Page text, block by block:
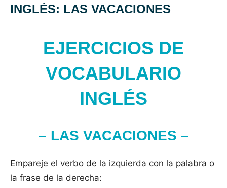
INGLÉS: LAS VACACIONES
EJERCICIOS DE
VOCABULARIO
INGLÉS
– LAS VACACIONES –
Empareje el verbo de la izquierda con la palabra o
la frase de la derecha: